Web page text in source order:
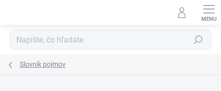
Hľadať
Slovník pojmov